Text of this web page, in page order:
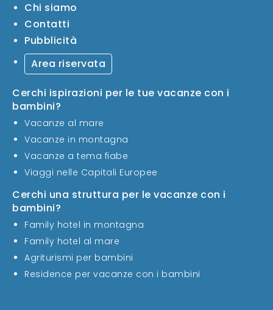
Chi siamo
Contatti
Pubblicità
Area riservata
Cerchi ispirazioni per le tue vacanze con i
bambini?
Vacanze al mare
Vacanze in montagna
Vacanze a tema fiabe
Viaggi nelle Capitali Europee
Cerchi una struttura per le vacanze con i
bambini?
Family hotel in montagna
Family hotel al mare
Agriturismi per bambini
Residence per vacanze con i bambini